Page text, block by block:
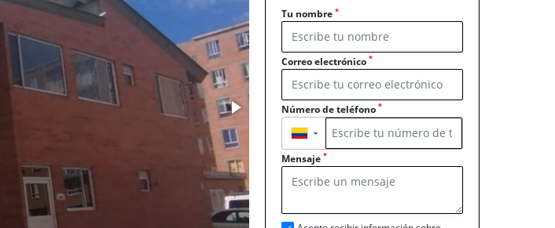
Tu nombre *
Correo electrónico *
Número de teléfono *
▼
Mensaje *